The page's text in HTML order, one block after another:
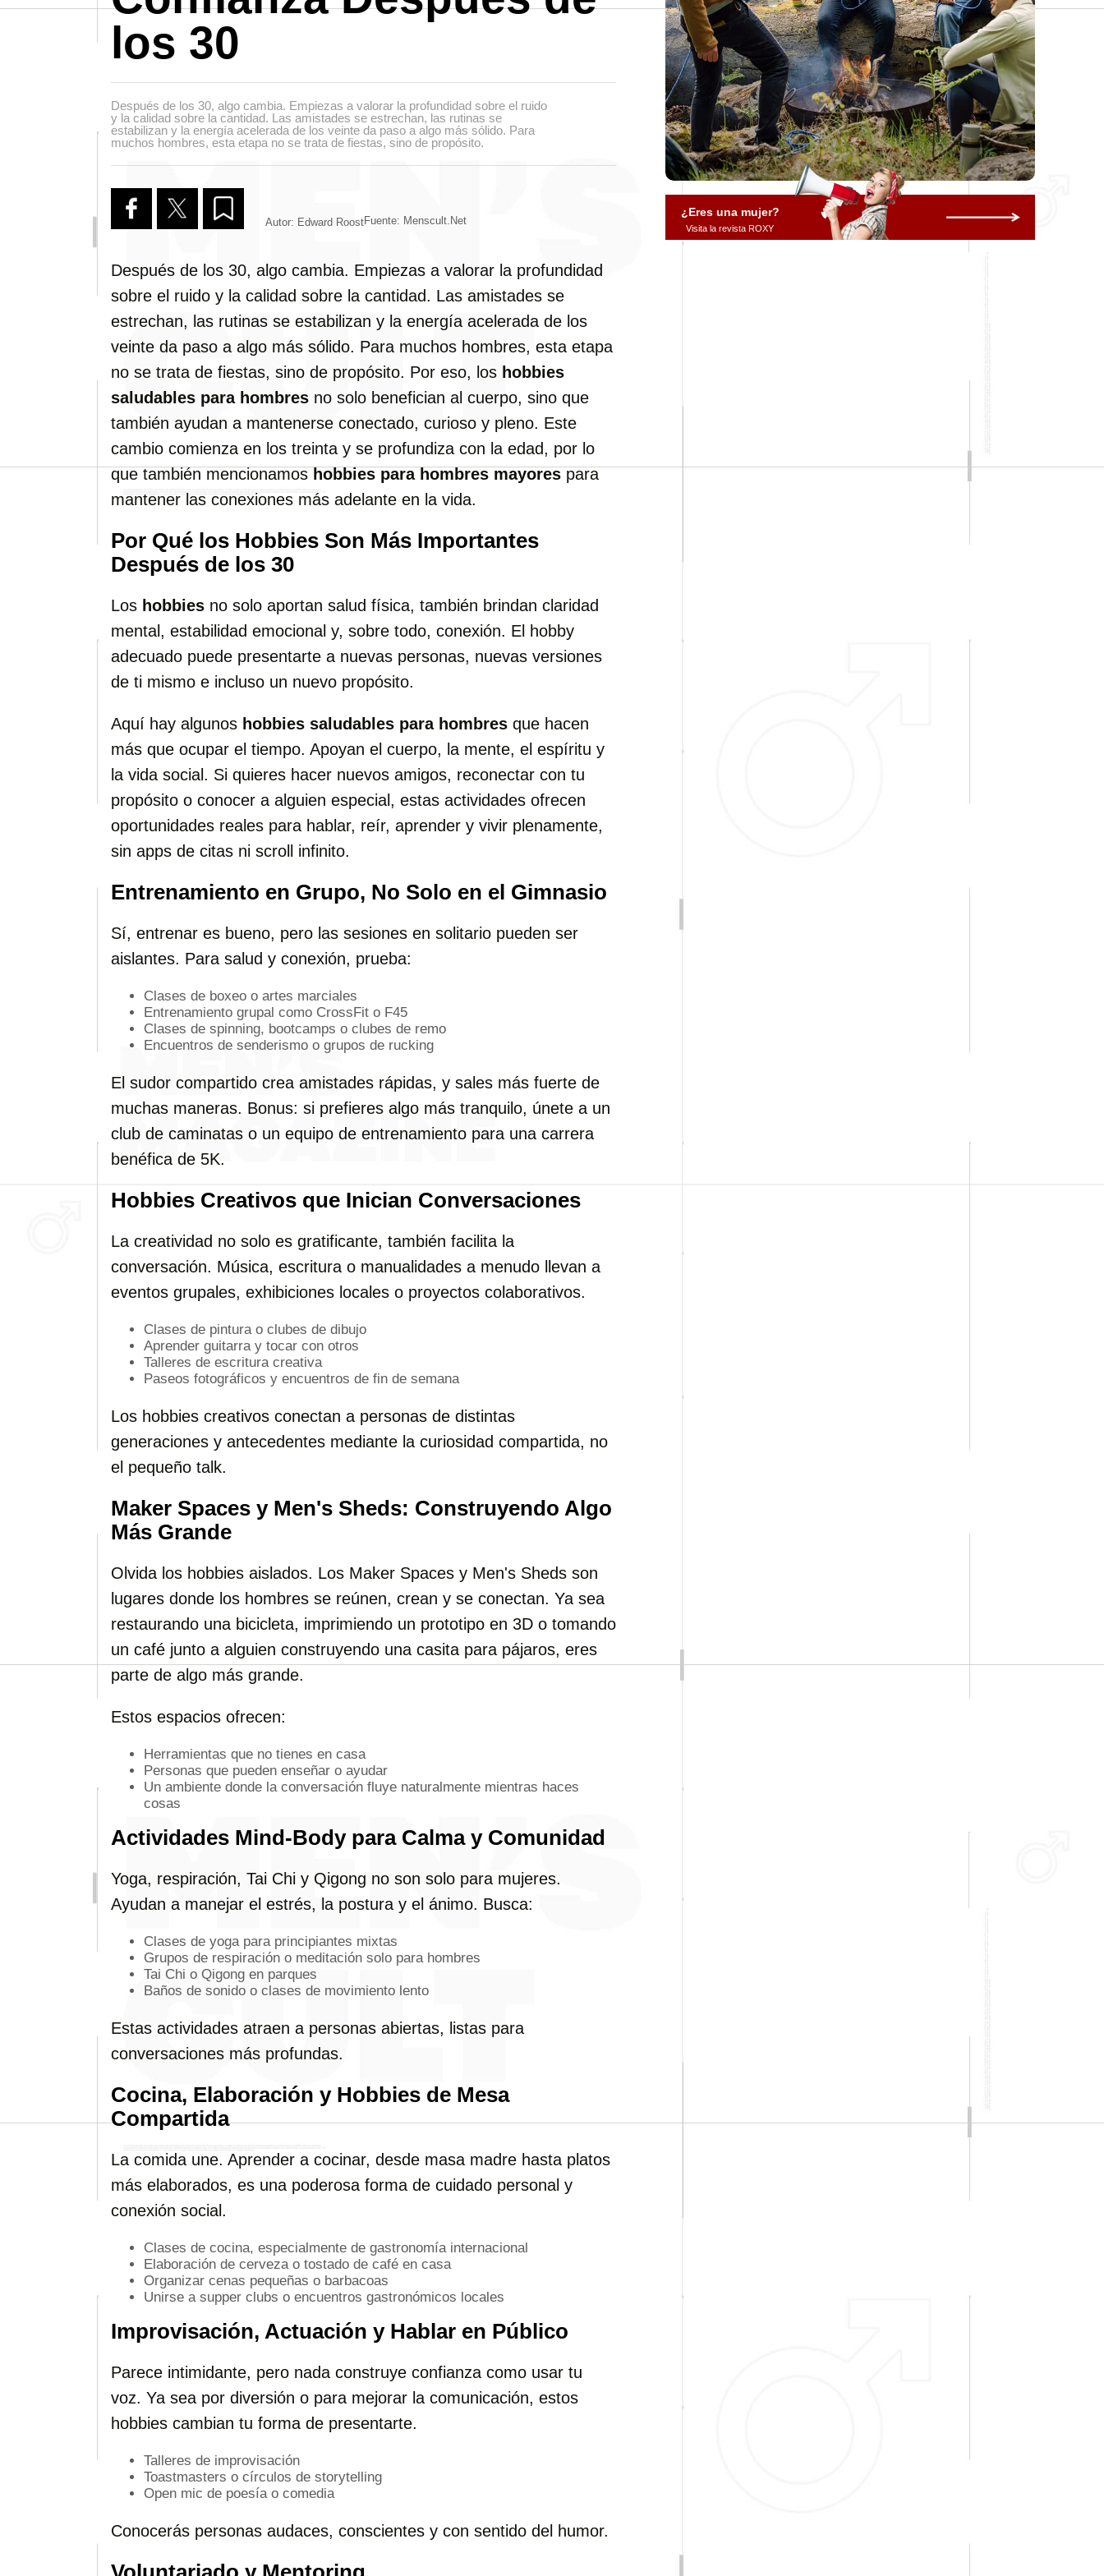
los 30
Después de los 30, algo cambia. Empiezas a valorar la profundidad sobre el ruido
y la calidad sobre la cantidad. Las amistades se estrechan, las rutinas se
estabilizan y la energía acelerada de los veinte da paso a algo más sólido. Para
muchos hombres, esta etapa no se trata de fiestas, sino de propósito.
Autor: Edward RoostFuente: Menscult.net
Después de los 30, algo cambia. Empiezas a valorar la profundidad
sobre el ruido y la calidad sobre la cantidad. Las amistades se
estrechan, las rutinas se estabilizan y la energía acelerada de los
veinte da paso a algo más sólido. Para muchos hombres, esta etapa
no se trata de fiestas, sino de propósito. Por eso, los hobbies
saludables para hombres no solo benefician al cuerpo, sino que
también ayudan a mantenerse conectado, curioso y pleno. Este
cambio comienza en los treinta y se profundiza con la edad, por lo
que también mencionamos hobbies para hombres mayores para
mantener las conexiones más adelante en la vida.
Por Qué los Hobbies Son Más Importantes
Después de los 30
Los hobbies no solo aportan salud física, también brindan claridad
mental, estabilidad emocional y, sobre todo, conexión. El hobby
adecuado puede presentarte a nuevas personas, nuevas versiones
de ti mismo e incluso un nuevo propósito.
Aquí hay algunos hobbies saludables para hombres que hacen
más que ocupar el tiempo. Apoyan el cuerpo, la mente, el espíritu y
la vida social. Si quieres hacer nuevos amigos, reconectar con tu
propósito o conocer a alguien especial, estas actividades ofrecen
oportunidades reales para hablar, reír, aprender y vivir plenamente,
sin apps de citas ni scroll infinito.
Entrenamiento en Grupo, No Solo en el Gimnasio
Sí, entrenar es bueno, pero las sesiones en solitario pueden ser
aislantes. Para salud y conexión, prueba:
Clases de boxeo o artes marciales
Entrenamiento grupal como CrossFit o F45
Clases de spinning, bootcamps o clubes de remo
Encuentros de senderismo o grupos de rucking
El sudor compartido crea amistades rápidas, y sales más fuerte de
muchas maneras. Bonus: si prefieres algo más tranquilo, únete a un
club de caminatas o un equipo de entrenamiento para una carrera
benéfica de 5K.
Hobbies Creativos que Inician Conversaciones
La creatividad no solo es gratificante, también facilita la
conversación. Música, escritura o manualidades a menudo llevan a
eventos grupales, exhibiciones locales o proyectos colaborativos.
Clases de pintura o clubes de dibujo
Aprender guitarra y tocar con otros
Talleres de escritura creativa
Paseos fotográficos y encuentros de fin de semana
Los hobbies creativos conectan a personas de distintas
generaciones y antecedentes mediante la curiosidad compartida, no
el pequeño talk.
Maker Spaces y Men's Sheds: Construyendo Algo
Más Grande
Olvida los hobbies aislados. Los Maker Spaces y Men's Sheds son
lugares donde los hombres se reúnen, crean y se conectan. Ya sea
restaurando una bicicleta, imprimiendo un prototipo en 3D o tomando
un café junto a alguien construyendo una casita para pájaros, eres
parte de algo más grande.
Estos espacios ofrecen:
Herramientas que no tienes en casa
Personas que pueden enseñar o ayudar
Un ambiente donde la conversación fluye naturalmente mientras haces
cosas
Actividades Mind-Body para Calma y Comunidad
Yoga, respiración, Tai Chi y Qigong no son solo para mujeres.
Ayudan a manejar el estrés, la postura y el ánimo. Busca:
Clases de yoga para principiantes mixtas
Grupos de respiración o meditación solo para hombres
Tai Chi o Qigong en parques
Baños de sonido o clases de movimiento lento
Estas actividades atraen a personas abiertas, listas para
conversaciones más profundas.
Cocina, Elaboración y Hobbies de Mesa
Compartida
La comida une. Aprender a cocinar, desde masa madre hasta platos
más elaborados, es una poderosa forma de cuidado personal y
conexión social.
Clases de cocina, especialmente de gastronomía internacional
Elaboración de cerveza o tostado de café en casa
Organizar cenas pequeñas o barbacoas
Unirse a supper clubs o encuentros gastronómicos locales
Improvisación, Actuación y Hablar en Público
Parece intimidante, pero nada construye confianza como usar tu
voz. Ya sea por diversión o para mejorar la comunicación, estos
hobbies cambian tu forma de presentarte.
Talleres de improvisación
Toastmasters o círculos de storytelling
Open mic de poesía o comedia
Conocerás personas audaces, conscientes y con sentido del humor.
¿Eres una mujer?
Visita la revista ROXY